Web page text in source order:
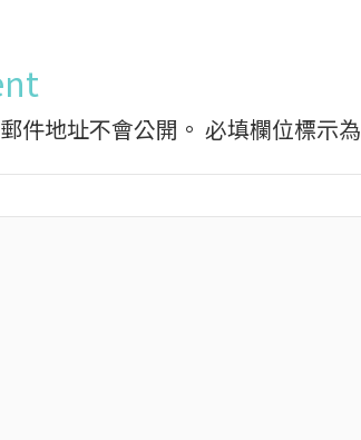
件地址不會公開。 必填欄位標示為